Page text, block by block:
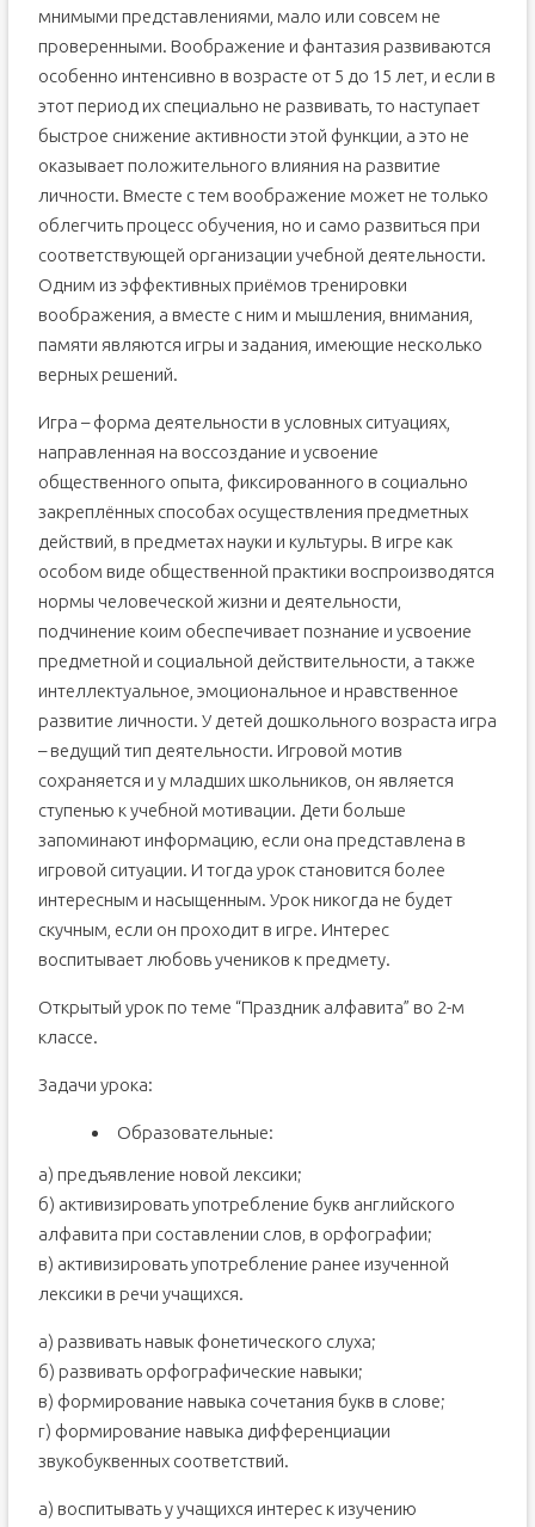
мнимыми представлениями, мало или совсем не
проверенными. Воображение и фантазия развиваются
особенно интенсивно в возрасте от 5 до 15 лет, и если в
этот период их специально не развивать, то наступает
быстрое снижение активности этой функции, а это не
оказывает положительного влияния на развитие
личности. Вместе с тем воображение может не только
облегчить процесс обучения, но и само развиться при
соответствующей организации учебной деятельности.
Одним из эффективных приёмов тренировки
воображения, а вместе с ним и мышления, внимания,
памяти являются игры и задания, имеющие несколько
верных решений.
Игра – форма деятельности в условных ситуациях,
направленная на воссоздание и усвоение
общественного опыта, фиксированного в социально
закреплённых способах осуществления предметных
действий, в предметах науки и культуры. В игре как
особом виде общественной практики воспроизводятся
нормы человеческой жизни и деятельности,
подчинение коим обеспечивает познание и усвоение
предметной и социальной действительности, а также
интеллектуальное, эмоциональное и нравственное
развитие личности. У детей дошкольного возраста игра
– ведущий тип деятельности. Игровой мотив
сохраняется и у младших школьников, он является
ступенью к учебной мотивации. Дети больше
запоминают информацию, если она представлена в
игровой ситуации. И тогда урок становится более
интересным и насыщенным. Урок никогда не будет
скучным, если он проходит в игре. Интерес
воспитывает любовь учеников к предмету.
Открытый урок по теме “Праздник алфавита” во 2-м
классе.
Задачи урока:
Образовательные:
а) предъявление новой лексики;
б) активизировать употребление букв английского
алфавита при составлении слов, в орфографии;
в) активизировать употребление ранее изученной
лексики в речи учащихся.
а) развивать навык фонетического слуха;
б) развивать орфографические навыки;
в) формирование навыка сочетания букв в слове;
г) формирование навыка дифференциации
звукобуквенных соответствий.
а) воспитывать у учащихся интерес к изучению